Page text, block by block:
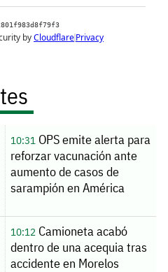
10:31OPS emite alerta para
reforzar vacunación ante
aumento de casos de
sarampión en América
10:12Camioneta acabó
dentro de una acequia tras
accidente en Morelos